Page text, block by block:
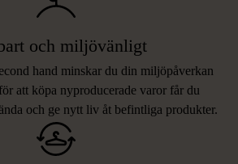
och miljövänligt
hand minskar du din miljöpåverkan
att köpa nyproducerade varor får du
och ge nytt liv åt befintliga produkter.